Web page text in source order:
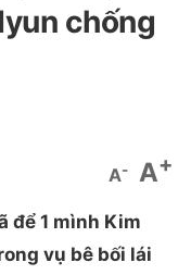
chống
A- A+
để 1 mình Kim
vụ bê bối lái